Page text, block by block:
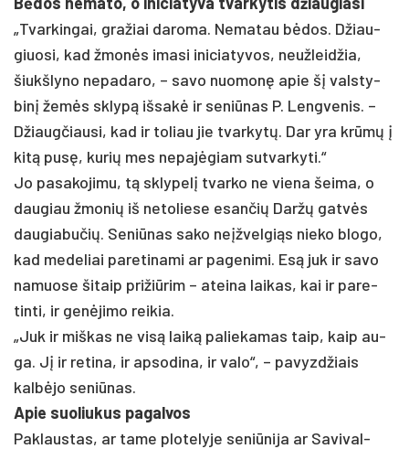
„Tvar­kin­gai, gra­žiai da­ro­ma. Ne­ma­tau bėdos. Džiau­
giuo­si, kad žmonės ima­si ini­cia­ty­vos, neuž­leid­žia,
šiukš­ly­no ne­pa­da­ro, – sa­vo nuo­monę apie šį vals­ty­
binį žemės sklypą iš­sakė ir se­niū­nas P. Leng­ve­nis. –
Džiaug­čiau­si, kad ir to­liau jie tvar­kytų. Dar yra krūmų į
kitą pusę, ku­rių mes ne­pajė­giam su­tvar­ky­ti.“
Jo pa­sa­ko­ji­mu, tą skly­pelį tvar­ko ne vie­na šei­ma, o
dau­giau žmo­nių iš ne­to­lie­se esan­čių Daržų gatvės
dau­gia­bu­čių. Se­niū­nas sa­ko ne­įžvel­giąs nie­ko blo­go,
kad me­de­liai pa­re­ti­na­mi ar pa­ge­ni­mi. Esą juk ir sa­vo
na­muo­se ši­taip pri­žiū­rim – atei­na lai­kas, kai ir pa­re­
tin­ti, ir genė­ji­mo rei­kia.
„Juk ir miš­kas ne visą laiką pa­lie­ka­mas taip, kaip au­
ga. Jį ir re­ti­na, ir ap­so­di­na, ir va­lo“, – pa­vyzd­žiais
kalbė­jo se­niū­nas.
Apie suo­liu­kus pa­gal­vos
Pak­laus­tas, ar ta­me plo­te­ly­je se­niū­ni­ja ar Sa­vi­val­